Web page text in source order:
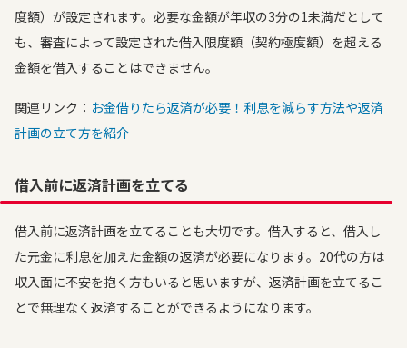
度額）が設定されます。必要な金額が年収の3分の1未満だとして
も、審査によって設定された借入限度額（契約極度額）を超える
金額を借入することはできません。
関連リンク： お金借りたら返済が必要！利息を減らす方法や返済
計画の立て方を紹介
借入前に返済計画を立てる
借入前に返済計画を立てることも大切です。借入すると、借入し
た元金に利息を加えた金額の返済が必要になります。20代の方は
収入面に不安を抱く方もいると思いますが、返済計画を立てるこ
とで無理なく返済することができるようになります。